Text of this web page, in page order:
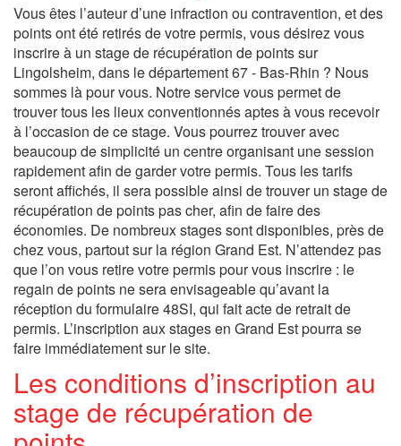
Vous êtes l’auteur d’une infraction ou contravention, et des
points ont été retirés de votre permis, vous désirez vous
inscrire à un stage de récupération de points sur
Lingolsheim, dans le département 67 - Bas-Rhin ? Nous
sommes là pour vous. Notre service vous permet de
trouver tous les lieux conventionnés aptes à vous recevoir
à l’occasion de ce stage. Vous pourrez trouver avec
beaucoup de simplicité un centre organisant une session
rapidement afin de garder votre permis. Tous les tarifs
seront affichés, il sera possible ainsi de trouver un stage de
récupération de points pas cher, afin de faire des
économies. De nombreux stages sont disponibles, près de
chez vous, partout sur la région Grand Est. N’attendez pas
que l’on vous retire votre permis pour vous inscrire : le
regain de points ne sera envisageable qu’avant la
réception du formulaire 48SI, qui fait acte de retrait de
permis. L’inscription aux stages en Grand Est pourra se
faire immédiatement sur le site.
Les conditions d’inscription au
stage de récupération de